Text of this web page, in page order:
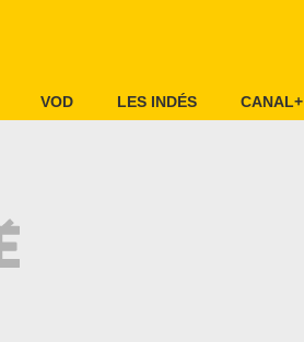
VOD LES INDÉS CANAL+